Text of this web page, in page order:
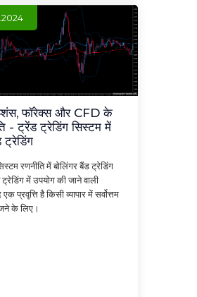
फॉरेक्स और CFD के
- ट्रेंड ट्रेडिंग सिस्टम में
ट्रेडिंग
रणनीति में बोलिंगर बैंड ट्रेडिंग
में उपयोग की जाने वाली
प्रवृत्ति है किसी व्यापार में सर्वोत्तम
के लिए।